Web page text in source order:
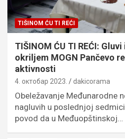
TIŠINOM ĆU TI REĆI
TIŠINOM ĆU TI REĆI:
okriljem MOGN Pančevo
aktivnosti
4. октобар 2023. dakicorama
Obeležavanje Međunarodne
nagluvih u poslednjoj
povod da u Međuopštinskoj…